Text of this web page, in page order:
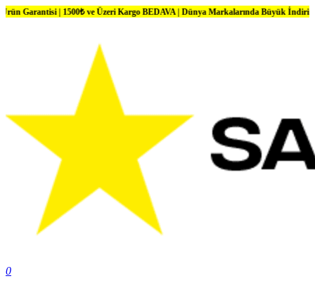
| 1500₺ ve Üzeri Kargo BEDAVA | Dünya Markalarında Büyük İndirimler
0